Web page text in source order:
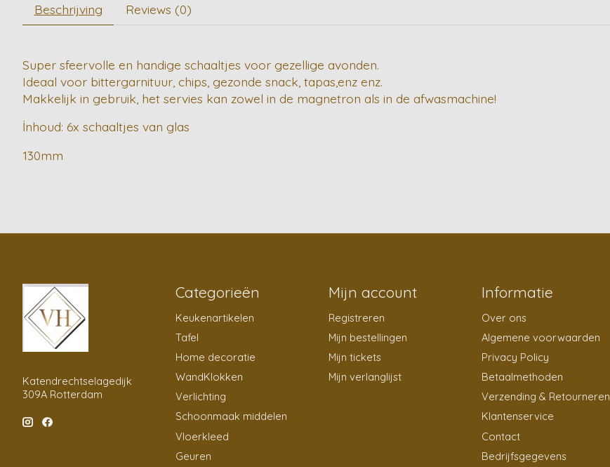
Beschrijving Reviews (0)
Super sfeervolle en handige schaaltjes voor gezellige avonden.
Ideaal voor bittergarnituur, chips, gezonde snack, tapas,enz enz.
Makkelijk in gebruik, het servies kan zowel in de magnetron als in de afwasmachine!
İnhoud: 6x schaaltjes van glas
130mm
Katendrechtselagedijk
309A Rotterdam
Categorieën
Keukenartikelen
Tafel
Home decoratie
WandKlokken
Verlichting
Schoonmaak middelen
Vloerkleed
Geuren
Mijn account
Registreren
Mijn bestellingen
Mijn tickets
Mijn verlanglijst
Informatie
Over ons
Algemene voorwaarden
Privacy Policy
Betaalmethoden
Verzending & Retourneren
Klantenservice
Contact
Bedrijfsgegevens